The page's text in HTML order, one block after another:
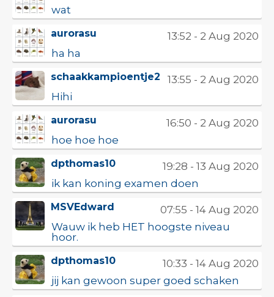
wat
aurorasu
13:52 - 2 Aug 2020
ha ha
schaakkampioentje2
13:55 - 2 Aug 2020
Hihi
aurorasu
16:50 - 2 Aug 2020
hoe hoe hoe
dpthomas10
19:28 - 13 Aug 2020
ik kan koning examen doen
MSVEdward
07:55 - 14 Aug 2020
Wauw ik heb HET hoogste niveau
hoor.
dpthomas10
10:33 - 14 Aug 2020
jij kan gewoon super goed schaken